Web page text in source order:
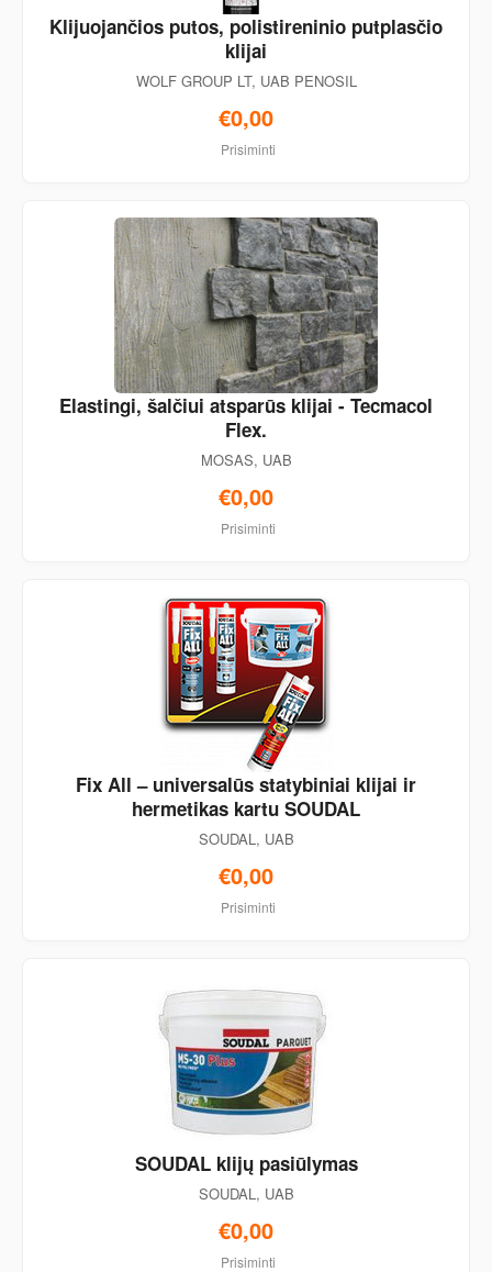
Klijuojančios putos, polistireninio putplasčio
klijai
WOLF GROUP LT, UAB PENOSIL
€0,00
Prisiminti
Elastingi, šalčiui atsparūs klijai - Tecmacol
Flex.
MOSAS, UAB
€0,00
Prisiminti
Fix All – universalūs statybiniai klijai ir
hermetikas kartu SOUDAL
SOUDAL, UAB
€0,00
Prisiminti
SOUDAL klijų pasiūlymas
SOUDAL, UAB
€0,00
Prisiminti